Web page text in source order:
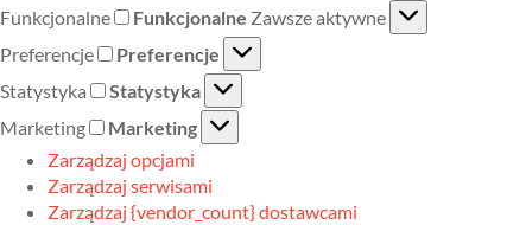
Funkcjonalne
Funkcjonalne Zawsze aktywne
Preferencje
Preferencje
Statystyka
Statystyka
Marketing
Marketing
Zarządzaj opcjami
Zarządzaj serwisami
Zarządzaj {vendor_count} dostawcami